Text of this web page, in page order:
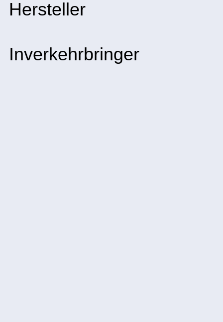
Hersteller
Inverkehrbringer